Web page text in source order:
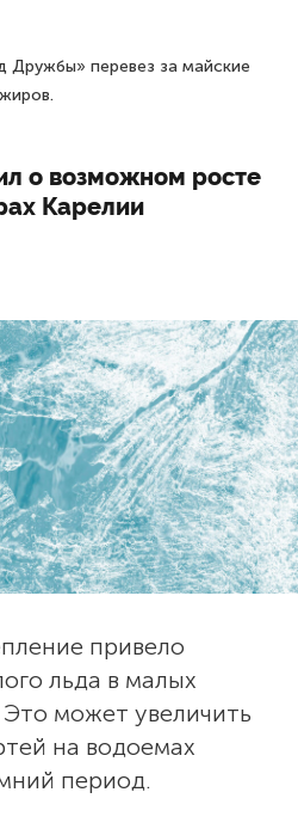
Дружбы» перевез за майские
о возможном росте
Карелии
привело
льда в малых
может увеличить
на водоемах
период.